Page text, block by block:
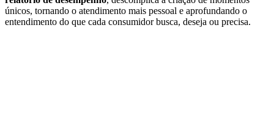
únicos, tornando o atendimento mais pessoal e aprofundando o
entendimento do que cada consumidor busca, deseja ou precisa.